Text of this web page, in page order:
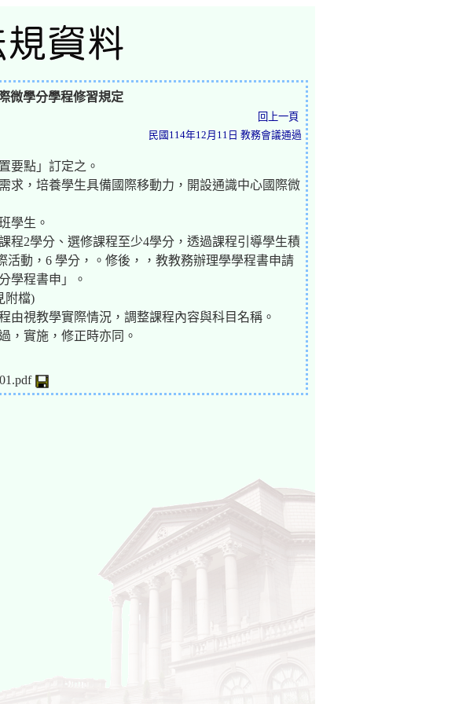
微學分學程修習規定
回上一頁
民國114年12月11日 教務會議通過
要點」訂定之。
求，培養學生具備國際移動力，開設通識中心國際微
學生。
程2學分、選修課程至少4學分，透過課程引導學生積
動，6 學分，。修後，，教教務辦理學學程書申請
學程書申」。
附檔)
由視教學實際情況，調整課程內容與科目名稱。
，實施，修正時亦同。